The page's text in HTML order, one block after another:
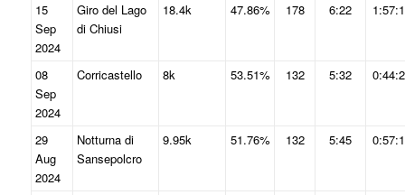
15
Sep
2024
Giro del Lago
di Chiusi
18.4k 47.86% 178 6:22
08
Sep
2024
Corricastello 8k 53.51% 132 5:32
29
Aug
2024
Notturna di
Sansepolcro
9.95k 51.76% 132 5:45